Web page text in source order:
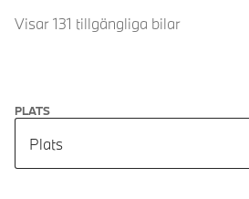
Visar 131 tillgängliga bilar
PLATS
Plats